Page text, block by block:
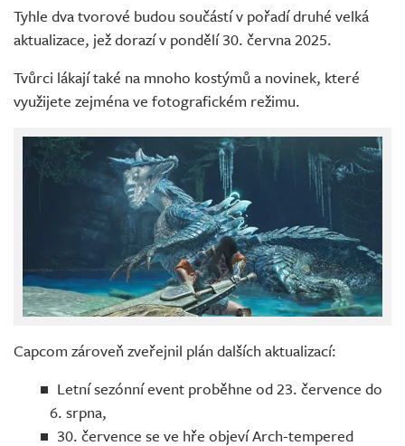
Tyhle dva tvorové budou součástí v pořadí druhé velká
aktualizace, jež dorazí v pondělí 30. června 2025.
Tvůrci lákají také na mnoho kostýmů a novinek, které
využijete zejména ve fotografickém režimu.
Capcom zároveň zveřejnil plán dalších aktualizací:
Letní sezónní event proběhne od 23. července do
6. srpna,
30. července se ve hře objeví Arch-tempered